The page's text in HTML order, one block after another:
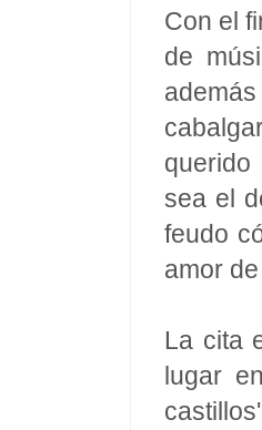
Con el
de
sea el
feudo
amor
La cita
lugar